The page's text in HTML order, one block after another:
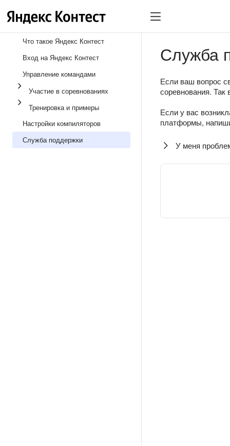
Что такое Яндекс Контест
Вход на Яндекс Контест
Управление командами
Участие в соревнованиях
Тренировка и примеры
Настройки компиляторов
Служба поддержки
Служба
Если ваш вопрос
соревнования. Так
Если у вас
платформы,
У меня